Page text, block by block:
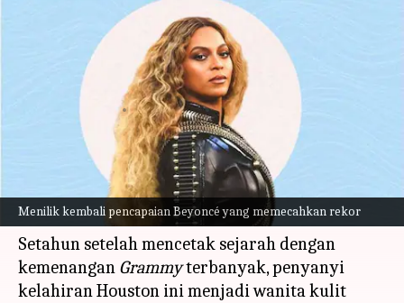
Menilik kembali pencapaian Beyoncé yang memecahkan rekor
Beyoncé Menjadi Wanita Kulit
Hitam Pertama Yang Mengukir
Rekor Billboard
Feb 22, 2024 10:37 am
Apa ceritanya
Langkah gemilang Beyoncé tidak bisa
dihentikan!
Setahun setelah mencetak sejarah dengan
kemenangan Grammyterbanyak, penyanyi
kelahiran Houston ini menjadi wanita kulit